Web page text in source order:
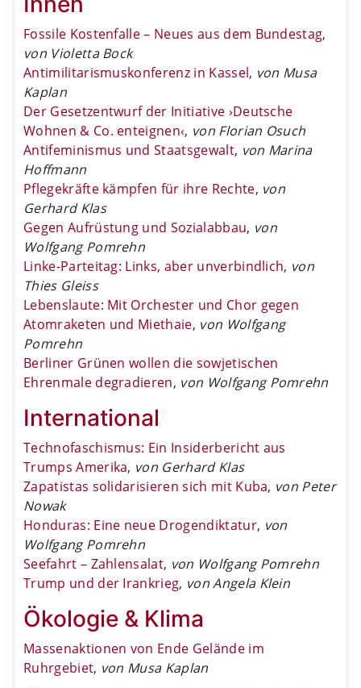
Fossile Kostenfalle – Neues aus dem Bundestag,
von Violetta Bock
Antimilitarismuskonferenz in Kassel, von Musa
Kaplan
Der Gesetzentwurf der Initiative ›Deutsche
Wohnen & Co. enteignen‹, von Florian Osuch
Antifeminismus und Staatsgewalt, von Marina
Hoffmann
Pflegekräfte kämpfen für ihre Rechte, von
Gerhard Klas
Gegen Aufrüstung und Sozialabbau, von
Wolfgang Pomrehn
Linke-Parteitag: Links, aber unverbindlich, von
Thies Gleiss
Lebenslaute: Mit Orchester und Chor gegen
Atomraketen und Miethaie, von Wolfgang
Pomrehn
Berliner Grünen wollen die sowjetischen
Ehrenmale degradieren, von Wolfgang Pomrehn
International
Technofaschismus: Ein Insiderbericht aus
Trumps Amerika, von Gerhard Klas
Zapatistas solidarisieren sich mit Kuba, von Peter
Nowak
Honduras: Eine neue Drogendiktatur, von
Wolfgang Pomrehn
Seefahrt – Zahlensalat, von Wolfgang Pomrehn
Trump und der Irankrieg, von Angela Klein
Ökologie & Klima
Massenaktionen von Ende Gelände im
Ruhrgebiet, von Musa Kaplan